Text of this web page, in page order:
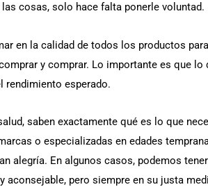
cosas, solo hace falta ponerle voluntad.
en la calidad de todos los productos
y comprar. Lo importante es que lo
rendimiento esperado.
saben exactamente qué es lo que
o especializadas en edades
alegría. En algunos casos, podemos
aconsejable, pero siempre en su justa